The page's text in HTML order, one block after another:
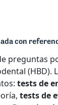
con
preguntas
(HBD).
tests de
tests de